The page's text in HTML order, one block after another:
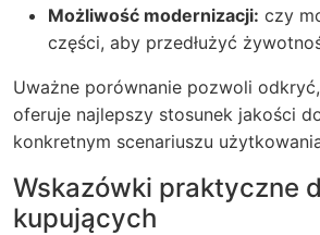
Możliwość modernizacji: czy
części, aby przedłużyć
Uważne porównanie pozwoli
oferuje najlepszy stosunek jakości
konkretnym scenariuszu
Wskazówki praktyczne
kupujących